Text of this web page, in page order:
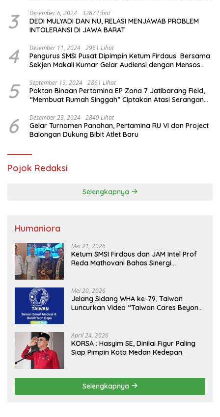
3 Desember 6, 2024 3267 Lihat
DEDI MULYADI DAN NU, RELASI MENJAWAB PROBLEM
INTOLERANSI DI JAWA BARAT
4 Desember 11, 2024 2961 Lihat
Pengurus SMSI Pusat Dipimpin Ketum Firdaus Bersama
Sekjen Makali Kumar Gelar Audiensi dengan Mensos
5 September 13, 2024 2861 Lihat
Poktan Binaan Pertamina EP Zona 7 Jatibarang Field,
“Membuat Rumah Singgah” Ciptakan Atasi Serangan
6 Desember 23, 2024 2849 Lihat
Gelar Turnamen Panahan, Pertamina RU VI dan Project
Balongan Dukung Bibit Atlet Baru
Pojok Redaksi
Selengkapnya
Humaniora
Mei 21, 2026
Ketum SMSI Firdaus dan JAM Intel Prof
Reda Mathovani Bahas Sinergi
MBG, Perkuat Pengawasan Program
Pemerintah
Mei 20, 2026
Jelang Sidang WHA ke-79, Taiwan
Luncurkan Video “Taiwan Cares Beyond
April 24, 2026
KORSA : Hasyim SE, Dinilai Figur Paling
Siap Pimpin Kota Medan Kedepan
Selengkapnya